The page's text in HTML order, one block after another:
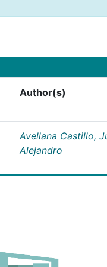
Author(s)
Avellana Castillo,
Alejandro